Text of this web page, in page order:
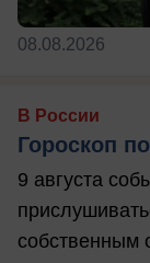
08.08.2026
В России
Гороскоп
9 августа